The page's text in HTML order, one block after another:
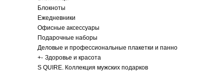
Блокноты
Ежедневники
Офисные аксессуары
Подарочные наборы
Деловые и профессиональные плакетки и панно
+- Здоровье и красота
S QUIRE. Коллекция мужских подарков